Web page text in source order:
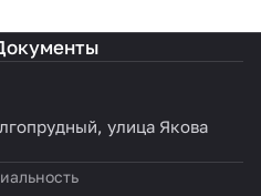
улица Якова